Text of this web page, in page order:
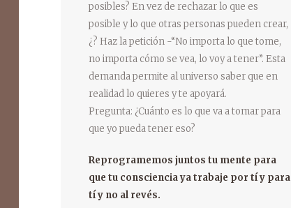
posibles? En vez de rechazar lo que es
posible y lo que otras personas pueden crear,
¿? Haz la petición -“No importa lo que tome,
no importa cómo se vea, lo voy a tener”. Esta
demanda permite al universo saber que en
realidad lo quieres y te apoyará.
Pregunta: ¿Cuánto es lo que va a tomar para
que yo pueda tener eso?
Reprogramemos juntos tu mente para
que tu consciencia ya trabaje por tí y para
tí y no al revés.